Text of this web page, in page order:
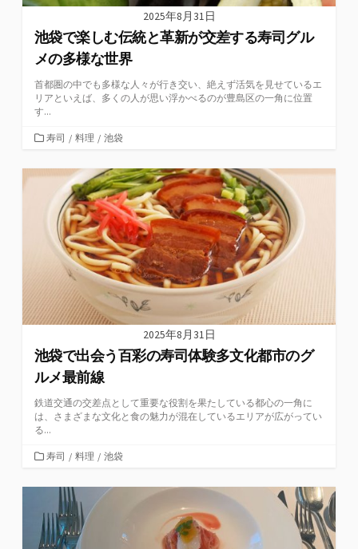
2025年8月31日
池袋で楽しむ伝統と革新が交差する寿司グル
メの多様な世界
首都圏の中でも多様な人々が行き交い、絶えず活気を見せているエ
リアといえば、多くの人が思い浮かべるのが豊島区の一角に位置
す...
カ
ゴ
寿司 / 料理 / 池袋
2025年8月31日
池袋で出会う百彩の寿司体験多文化都市のグ
ルメ最前線
鉄道交通の交差点として重要な役割を果たしている都心の一角に
は、さまざまな文化と食の魅力が混在しているエリアが広がってい
る...
カ
ゴ
ー
寿司 / 料理 / 池袋